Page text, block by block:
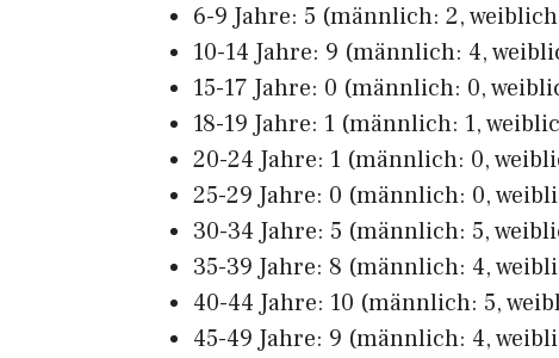
6-9 Jahre: 5 (männlich: 2,
10-14 Jahre: 9 (männlich: 4,
15-17 Jahre: 0 (männlich: 0,
18-19 Jahre: 1 (männlich: 1,
20-24 Jahre: 1 (männlich: 0,
25-29 Jahre: 0 (männlich: 0,
30-34 Jahre: 5 (männlich: 5,
35-39 Jahre: 8 (männlich: 4,
40-44 Jahre: 10 (männlich: 5,
45-49 Jahre: 9 (männlich: 4,